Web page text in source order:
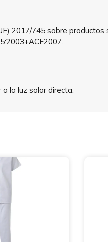
2017/745 sobre productos
a la luz solar directa.